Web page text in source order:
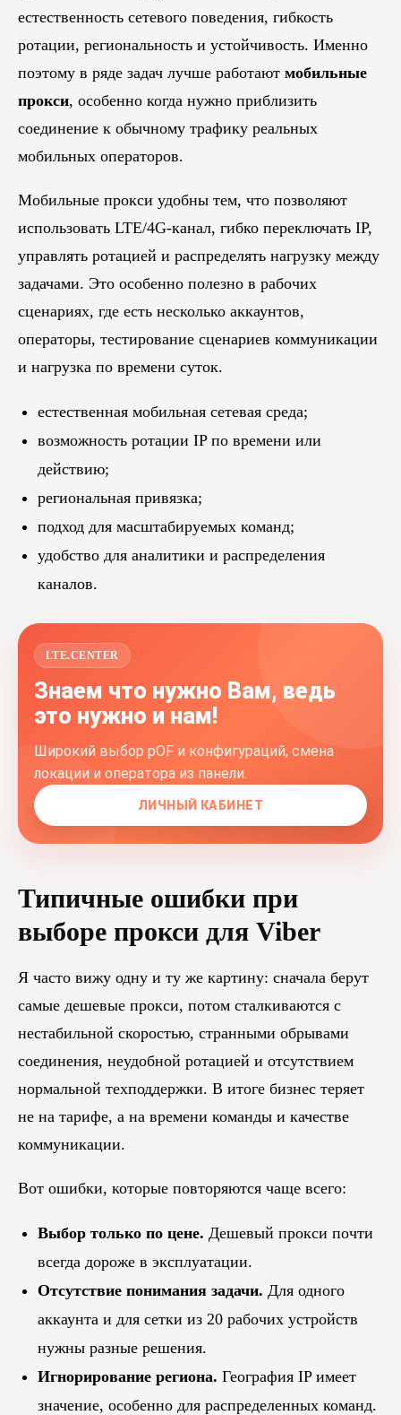
естественность сетевого поведения, гибкость
ротации, региональность и устойчивость. Именно
поэтому в ряде задач лучше работают мобильные
прокси, особенно когда нужно приблизить
соединение к обычному трафику реальных
мобильных операторов.
Мобильные прокси удобны тем, что позволяют
использовать LTE/4G-канал, гибко переключать IP,
управлять ротацией и распределять нагрузку между
задачами. Это особенно полезно в рабочих
сценариях, где есть несколько аккаунтов,
операторы, тестирование сценариев коммуникации
и нагрузка по времени суток.
естественная мобильная сетевая среда;
возможность ротации IP по времени или
действию;
региональная привязка;
подход для масштабируемых команд;
удобство для аналитики и распределения
каналов.
LTE.CENTER
Знаем что нужно Вам, ведь
это нужно и нам!
Широкий выбор pOF и конфигураций, смена
локации и оператора из панели.
ЛИЧНЫЙ КАБИНЕТ
Типичные ошибки при
выборе прокси для Viber
Я часто вижу одну и ту же картину: сначала берут
самые дешевые прокси, потом сталкиваются с
нестабильной скоростью, странными обрывами
соединения, неудобной ротацией и отсутствием
нормальной техподдержки. В итоге бизнес теряет
не на тарифе, а на времени команды и качестве
коммуникации.
Вот ошибки, которые повторяются чаще всего:
Выбор только по цене. Дешевый прокси почти
всегда дороже в эксплуатации.
Отсутствие понимания задачи. Для одного
аккаунта и для сетки из 20 рабочих устройств
нужны разные решения.
Игнорирование региона. География IP имеет
значение, особенно для распределенных команд.